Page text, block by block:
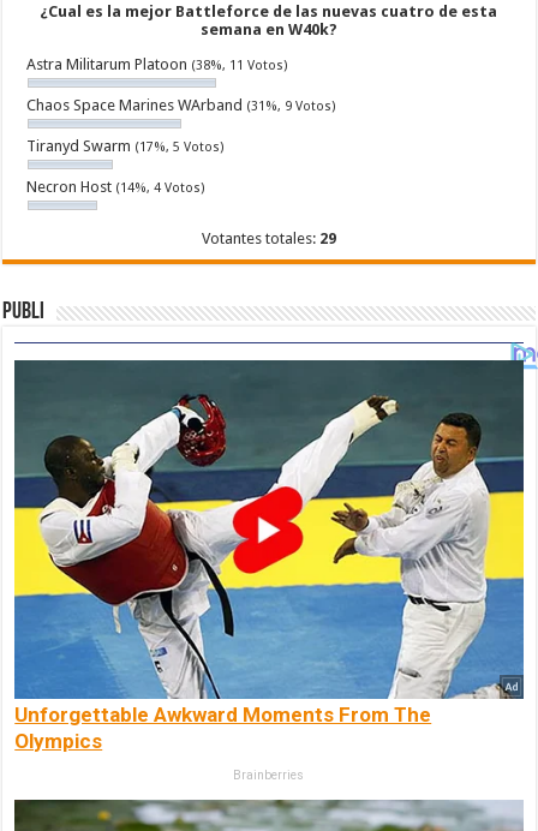
¿Cual es la mejor Battleforce de las nuevas cuatro de esta
semana en W40k?
Astra Militarum Platoon (38%, 11 Votos)
Chaos Space Marines WArband (31%, 9 Votos)
Tiranyd Swarm (17%, 5 Votos)
Necron Host (14%, 4 Votos)
Votantes totales: 29
Publi
Unforgettable Awkward Moments From The
Olympics
Brainberries